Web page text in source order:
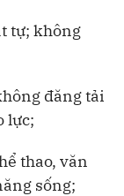
tự; không
đăng tải
lực;
thao, văn
sống;